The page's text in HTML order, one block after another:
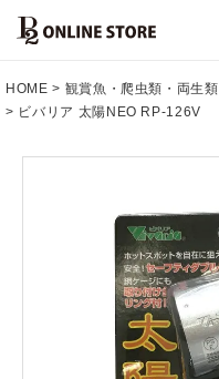
HOME 観賞魚・爬虫類・両生類
ビバリア 太陽NEO RP-126V